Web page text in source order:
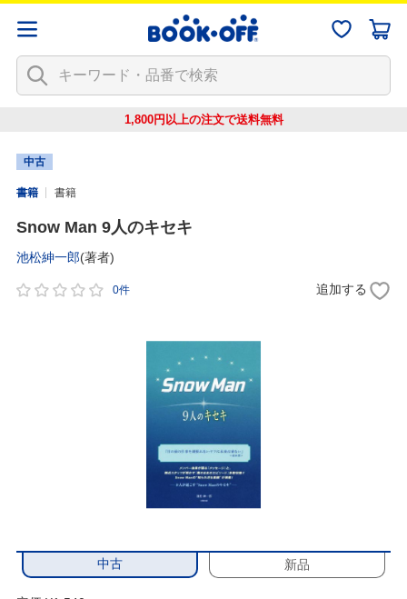
1,800円以上の注文で送料無料
中古
書籍 書籍
Snow Man 9人のキセキ
池松紳一郎(著者)
0件 追加する
中古 新品